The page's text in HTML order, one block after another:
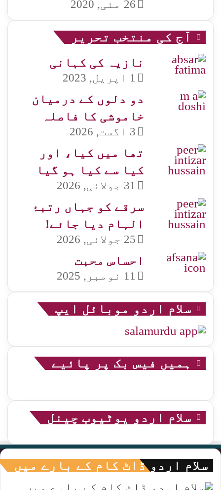
26 مئی, 2020
آج کی منتخب تحریر
نازیہ کی کہانی
1 اپریل, 2023
دو دلوں کے درمیان
خاموشی کا فاصلہ
3 اگست, 2026
تھا میں کیا، اور
کیا سے کیا ہو گیا
31 جولائی, 2026
سرقے کو جہاں رتبۂ
الہام دیا جائے!
25 جولائی, 2026
احساس محبت
11 نومبر, 2025
سلام اردو موبائل ایپ
ہمیں فیس بک پر پائیے
سلام اردو یوٹیوب چینل
سلام اردو ڈاٹ کام کے بارے میں